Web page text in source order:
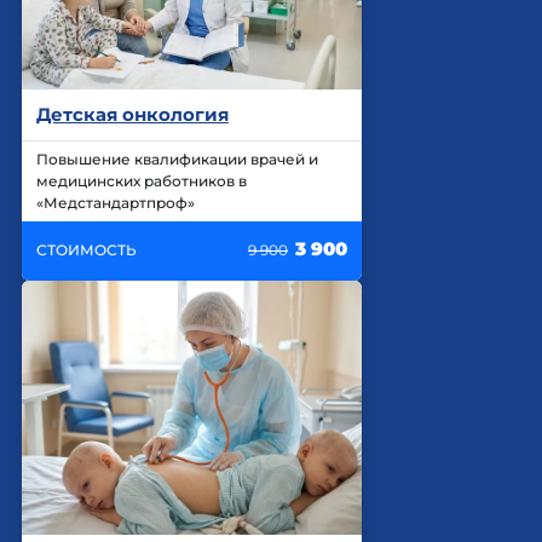
Детская онкология
Повышение квалификации врачей и
медицинских работников в
«Медстандартпроф»
СТОИМОСТЬ 9 900 3 900